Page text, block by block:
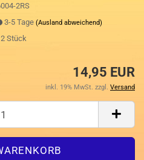
2RS
3-5 Tage(Ausland abweichend)
Stück
14,95 EUR
inkl. 19% MwSt. zzgl. Versand